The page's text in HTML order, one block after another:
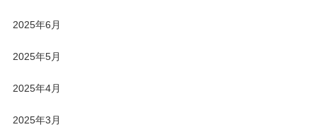
2025年6月
2025年5月
2025年4月
2025年3月